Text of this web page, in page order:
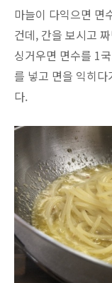
마늘이 다익으면 면
건데, 간을 보시고
싱거우면 면수를 1
를 넣고 면을 익히
다.